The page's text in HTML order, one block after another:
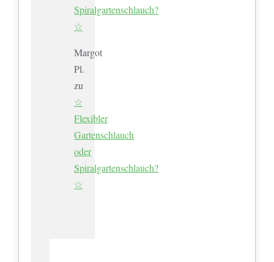
Spiralgartenschlauch?
☆
Margot
Pl.
zu
☆
Flexibler
Gartenschlauch
oder
Spiralgartenschlauch?
☆